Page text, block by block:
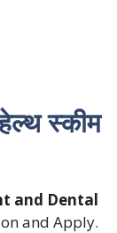
स्कीम
and Dental
and Apply.